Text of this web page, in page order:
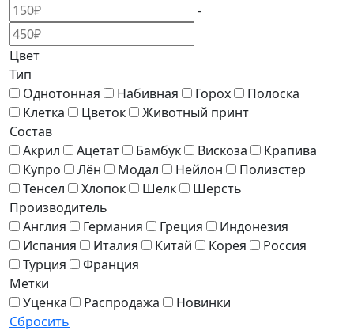
-
Цвет
Тип
Однотонная
Набивная Горох
Полоска
Клетка
Цветок
Животный принт
Состав
Акрил
Ацетат Бамбук Вискоза
Крапива
Купро
Лён Модал Нейлон
Полиэстер
Тенсел
Хлопок Шелк
Шерсть
Производитель
Англия
Германия Греция
Индонезия
Испания
Италия Китай Корея
Россия
Турция
Франция
Метки
Уценка
Распродажа
Новинки
Сбросить